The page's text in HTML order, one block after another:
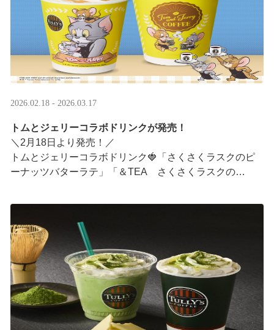
2026.02.18 - 2026.03.17
トムとジェリーコラボドリンクが発売！
＼2月18日より発売！／
トムとジェリーコラボドリンク🍓「さくさくラスクのピ
ーナッツバターラテ」「＆TEA さくさくラスクの